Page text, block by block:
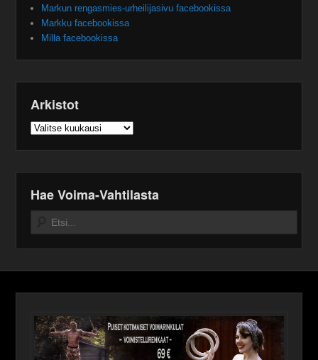
Markun rengasmies-urheilijasivu facebookissa
Markku facebookissa
Milla facebookissa
Arkistot
Arkistot
Hae Voima-Vahtilasta
Search